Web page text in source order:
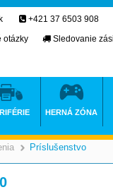
Príslušenstvo
+421 37 6503 908
otázky
Sledovanie
HERNÁ ZÓNA